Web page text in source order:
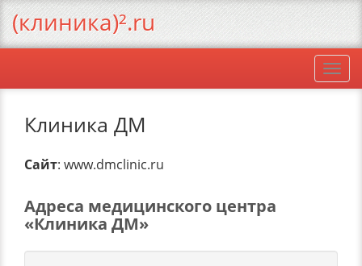
Клиника ДМ
Сайт: www.dmclinic.ru
Адреса медицинского центра
«Клиника ДМ»
(клиника)².ru